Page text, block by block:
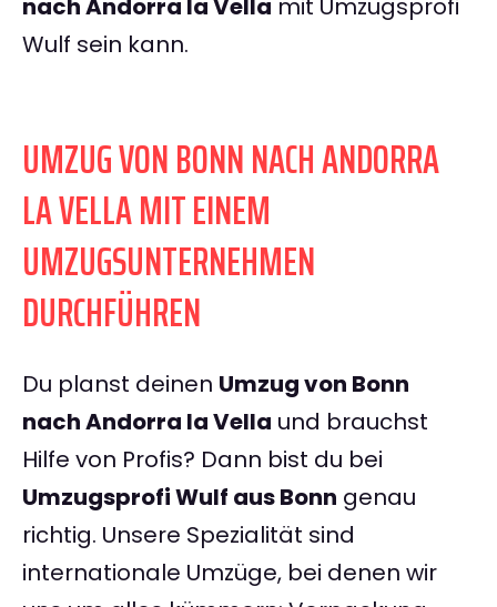
nach Andorra la Vella mit Umzugsprofi
Wulf sein kann.
UMZUG VON BONN NACH ANDORRA
LA VELLA MIT EINEM
UMZUGSUNTERNEHMEN
DURCHFÜHREN
Du planst deinen Umzug von Bonn
nach Andorra la Vella und brauchst
Hilfe von Profis? Dann bist du bei
Umzugsprofi Wulf aus Bonn genau
richtig. Unsere Spezialität sind
internationale Umzüge, bei denen wir